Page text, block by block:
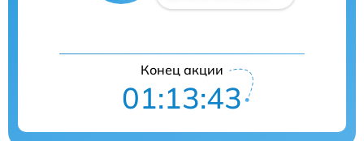
Конец акции
01:13:42